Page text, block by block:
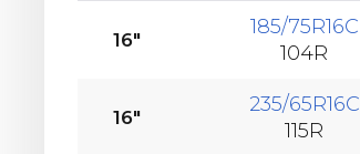
16"
185/75R16C
104R
16"
235/65R16C
115R